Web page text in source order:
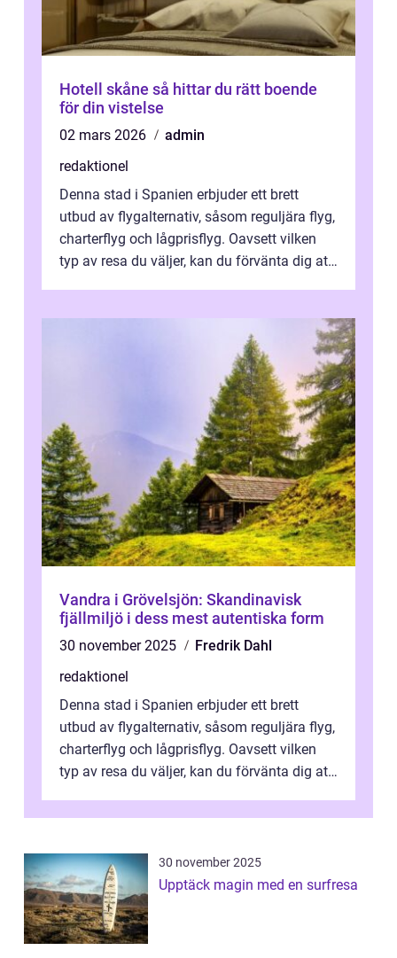
Hotell skåne så hittar du rätt boende
för din vistelse
02 mars 2026
admin
redaktionel
Denna stad i Spanien erbjuder ett brett
utbud av flygalternativ, såsom reguljära flyg,
charterflyg och lågprisflyg. Oavsett vilken
typ av resa du väljer, kan du förvänta dig att
Vandra i Grövelsjön: Skandinavisk
fjällmiljö i dess mest autentiska form
30 november 2025
Fredrik Dahl
redaktionel
Denna stad i Spanien erbjuder ett brett
utbud av flygalternativ, såsom reguljära flyg,
charterflyg och lågprisflyg. Oavsett vilken
typ av resa du väljer, kan du förvänta dig att
30 november 2025
Upptäck magin med en surfresa